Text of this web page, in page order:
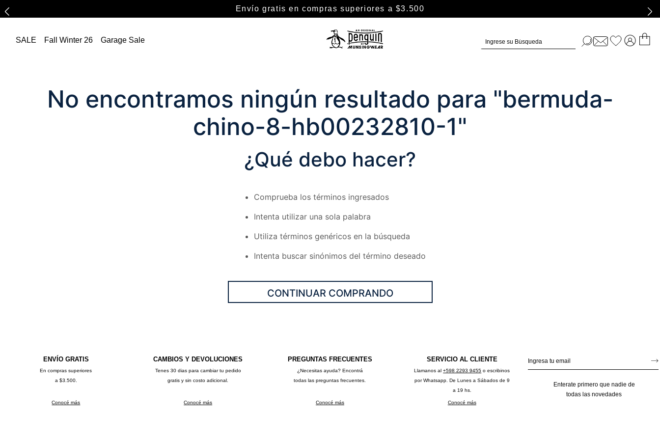
Envío gratis en compras superiores a $3.500
SALE Fall Winter 26 Garage Sale
No encontramos ningún resultado para "bermuda-
chino-8-hb00232810-1"
¿Qué debo hacer?
Comprueba los términos ingresados
Intenta utilizar una sola palabra
Utiliza términos genéricos en la búsqueda
Intenta buscar sinónimos del término deseado
CONTINUAR COMPRANDO
ENVÍO GRATIS
En compras superiores
a $3.500.
Conocé más
CAMBIOS Y DEVOLUCIONES
Tenes 30 dias para cambiar tu pedido
gratis y sin costo adicional.
Conocé más
PREGUNTAS FRECUENTES
¿Necesitas ayuda? Encontrá
todas las preguntas frecuentes.
Conocé más
SERVICIO AL CLIENTE
Llamanos al+598 2293 9455 o escribinos
por Whatsapp. De Lunes a Sábados de 9
a 19 hs.
Conocé más
Enterate primero que nadie de
todas las novedades
. camisas
3.
4. remeras
6 . buzo
8. campera
9. short